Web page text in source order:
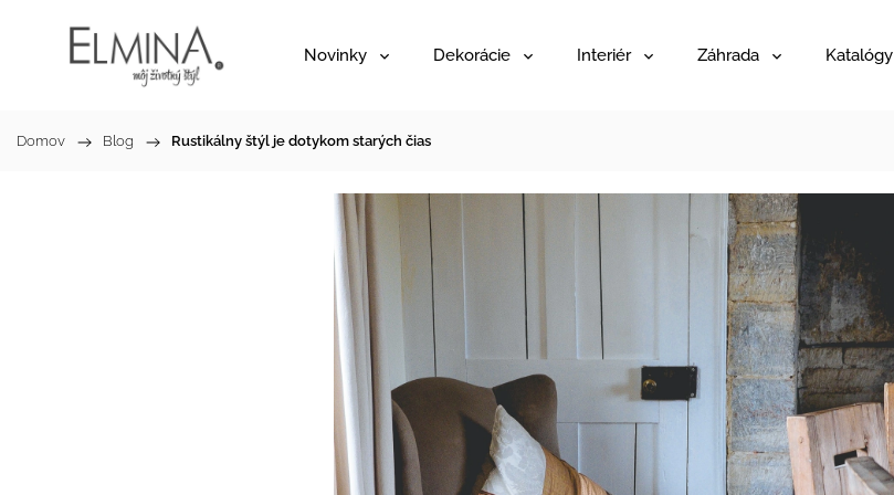
Novinky Dekorácie Interiér Záhrada Katalógy
Domov / Blog / Rustikálny štýl je dotykom starých čias